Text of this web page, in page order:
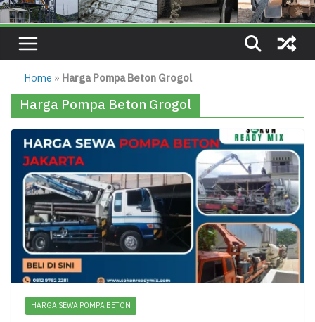
Home » Harga Pompa Beton Grogol
Harga Pompa Beton Grogol
HARGA SEWA POMPA BETON